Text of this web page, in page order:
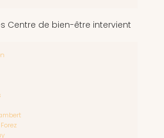
Centre de bien-être intervient